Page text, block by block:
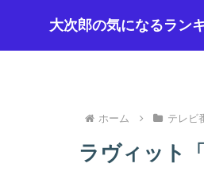
大次郎の気になるラン
ホーム テレビ
ラヴィット